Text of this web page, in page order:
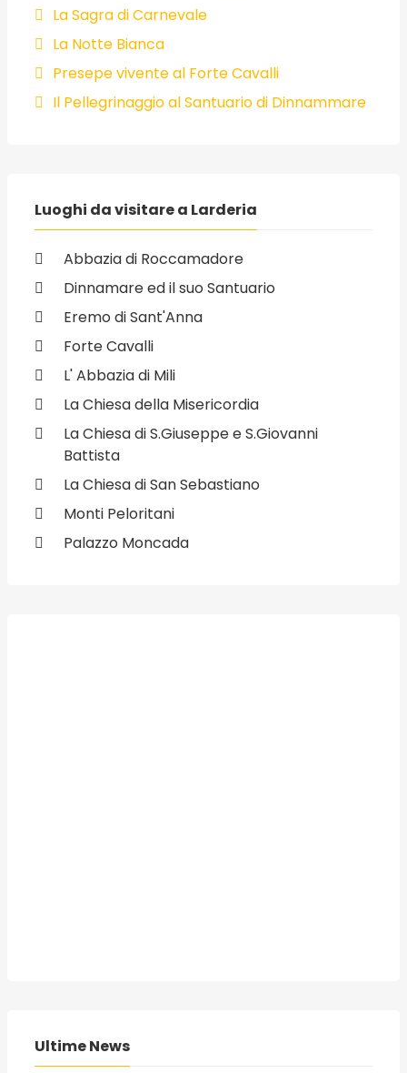
La Sagra di Carnevale
La Notte Bianca
Presepe vivente al Forte Cavalli
Il Pellegrinaggio al Santuario di Dinnammare
Luoghi da visitare a Larderia
Abbazia di Roccamadore
Dinnamare ed il suo Santuario
Eremo di Sant'Anna
Forte Cavalli
L' Abbazia di Mili
La Chiesa della Misericordia
La Chiesa di S.Giuseppe e S.Giovanni
Battista
La Chiesa di San Sebastiano
Monti Peloritani
Palazzo Moncada
Ultime News